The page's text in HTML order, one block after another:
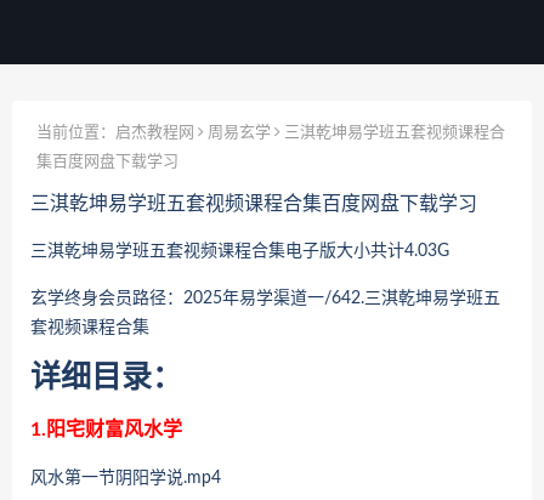
当前位置： 启杰教程网 周易玄学
三淇乾坤易学班五套视频课程合
集百度网盘下载学习
三淇乾坤易学班五套视频课程合集百度网盘下载学习
三淇乾坤易学班五套视频课程合集电子版大小共计4.03G
玄学终身会员路径：2025年易学渠道一/642.三淇乾坤易学班五
套视频课程合集
详细目录：
1.阳宅财富风水学
风水第一节阴阳学说.mp4